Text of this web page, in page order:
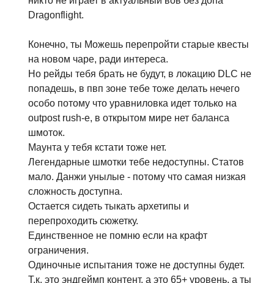
Dragonflight.
Конечно, ты Можешь перепройти старые квесты
на новом чаре, ради интереса.
Но рейды тебя брать не будут, в локацию DLC не
попадешь, в пвп зоне тебе тоже делать нечего
особо потому что уравниловка идет только на
outpost rush-е, в открытом мире нет баланса
шмоток.
Маунта у тебя кстати тоже нет.
Легендарные шмотки тебе недоступны. Статов
мало. Данжи унылые - потому что самая низкая
сложность доступна.
Остается сидеть тыкать архетипы и
перепроходить сюжетку.
Единственное не помню если на крафт
ограничения.
Одиночные испытания тоже не доступны будет.
Т.к. это эндгеймп контент, а это 65+ уровень, а ты